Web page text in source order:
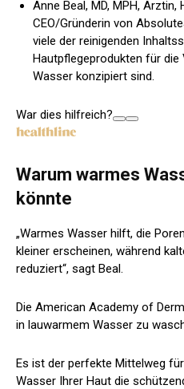
Anne Beal, MD, MPH,
CEO/Gründerin von
viele der reinigenden
Hautpflegeprodukten für
Wasser konzipiert sind.
War dies hilfreich?
Warum warmes
könnte
„Warmes Wasser hilft, die
kleiner erscheinen, während
reduziert“, sagt Beal.
Die American Academy of
in lauwarmem Wasser zu
Es ist der perfekte Mittelweg
Wasser Ihrer Haut die